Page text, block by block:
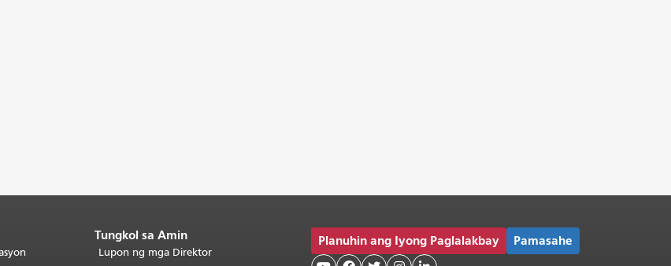
Tungkol sa Amin
Lupon ng mga Direktor
Planuhin ang Iyong Paglalakbay Pamasahe